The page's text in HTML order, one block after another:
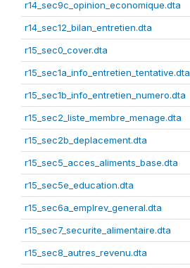
r14_sec9c_opinion_economique.dta
r14_sec12_bilan_entretien.dta
r15_sec0_cover.dta
r15_sec1a_info_entretien_tentative.dta
r15_sec1b_info_entretien_numero.dta
r15_sec2_liste_membre_menage.dta
r15_sec2b_deplacement.dta
r15_sec5_acces_aliments_base.dta
r15_sec5e_education.dta
r15_sec6a_emplrev_general.dta
r15_sec7_securite_alimentaire.dta
r15_sec8_autres_revenu.dta